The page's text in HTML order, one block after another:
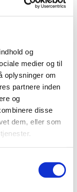
og
medier og til
oplysninger om
partnere inden
og
disse
dem, eller som
lide...